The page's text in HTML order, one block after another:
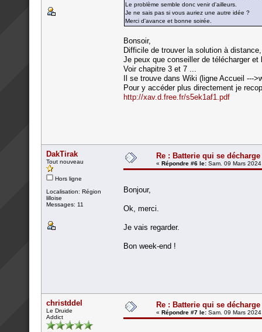
Le problème semble donc venir d'ailleurs.
Je ne sais pas si vous auriez une autre idée ?
Merci d'avance et bonne soirée.
Bonsoir,
Difficile de trouver la solution à
Je peux que conseiller de télécharger et
Voir chapitre 3 et 7 ...
Il se trouve dans Wiki (ligne Accueil ---
Pour y accéder plus directement je
http://xav.d.free.fr/s5ek1af1.pdf
DakTirak
Tout nouveau
Hors ligne
Localisation: Région
lilloise
Messages: 11
Re : Batterie qui se
« Répondre #6 le: Sam. 09 Mars
Bonjour,
Ok, merci.
Je vais regarder.
Bon week-end !
christddel
Le Druide
Addict
Re : Batterie qui se
« Répondre #7 le: Sam. 09 Mars